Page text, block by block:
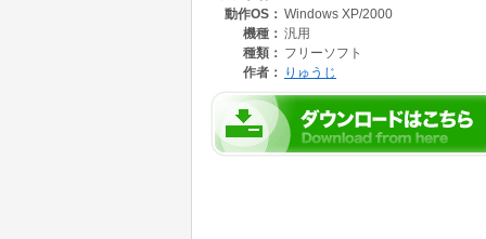
me.txtの9-3を参照)
本ソフト作成の当初の目的は、MP3ファイル
文字列をUnicode(UTF-16)化することで、
Codepage.txtを編集することで、Windowsが
動作OS： Windows XP/2000
機種： 汎用
種類： フリーソフト
作者：
りゅうじ